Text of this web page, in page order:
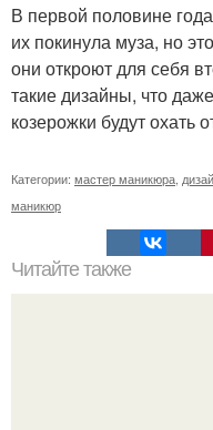
В первой половине
их покинула муза, но
они откроют для себя
такие дизайны, что
козерожки будут охать
Категории: мастер маникюра,
маникюр
Читайте также